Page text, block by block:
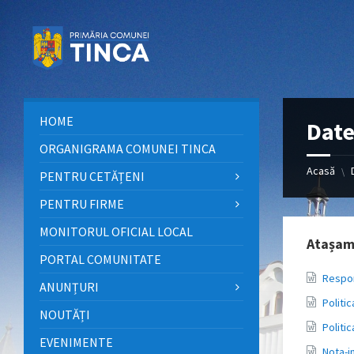
conținut
laterală
stângă
subsol
Acasă \
HOME
ORGANIGRAMA COMUNEI TINCA
PENTRU CETĂȚENI
PENTRU FIRME
MONITORUL OFICIAL LOCAL
PORTAL COMUNITATE
ANUNȚURI
NOUTĂȚI
EVENIMENTE